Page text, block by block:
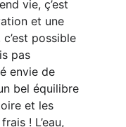
vie, ç’est
et une
possible
pas
envie de
bel équilibre
et les
! L’eau,